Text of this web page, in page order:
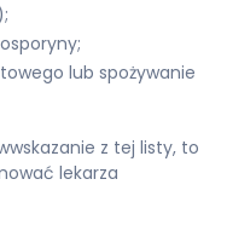
lub spożywanie
z tej listy, to
lekarza